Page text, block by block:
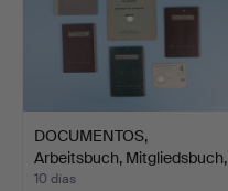
DOCUMENTOS,
Arbeitsbuch, Mitgliedsbuch,
De…
10 días